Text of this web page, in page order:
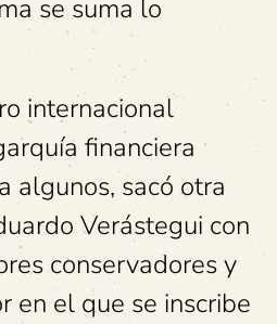
se suma lo
internacional
financiera
algunos, sacó otra
Verástegui con
conservadores y
en el que se inscribe